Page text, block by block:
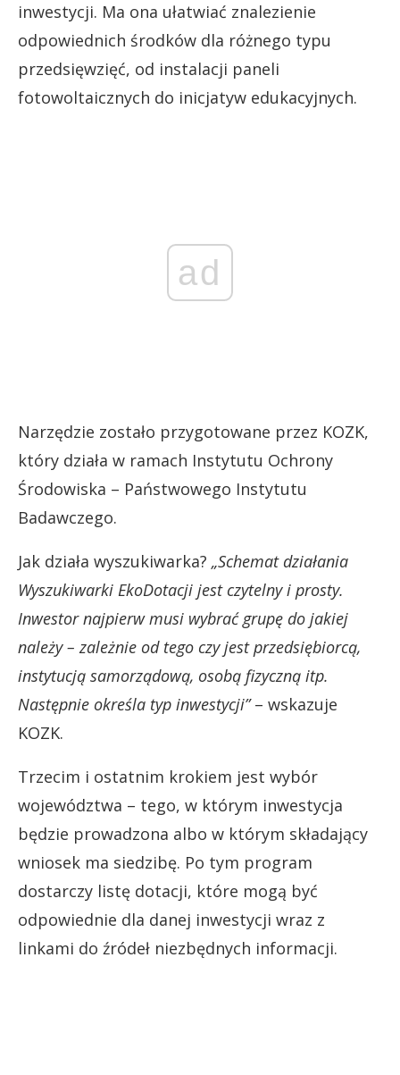
inwestycji. Ma ona ułatwiać znalezienie
odpowiednich środków dla różnego typu
przedsięwzięć, od instalacji paneli
fotowoltaicznych do inicjatyw edukacyjnych.
ad
Narzędzie zostało przygotowane przez KOZK,
który działa w ramach Instytutu Ochrony
Środowiska – Państwowego Instytutu
Badawczego.
Jak działa wyszukiwarka? „Schemat działania
Wyszukiwarki EkoDotacji jest czytelny i prosty.
Inwestor najpierw musi wybrać grupę do jakiej
należy – zależnie od tego czy jest przedsiębiorcą,
instytucją samorządową, osobą fizyczną itp.
Następnie określa typ inwestycji”– wskazuje
KOZK.
Trzecim i ostatnim krokiem jest wybór
województwa – tego, w którym inwestycja
będzie prowadzona albo w którym składający
wniosek ma siedzibę. Po tym program
dostarczy listę dotacji, które mogą być
odpowiednie dla danej inwestycji wraz z
linkami do źródeł niezbędnych informacji.